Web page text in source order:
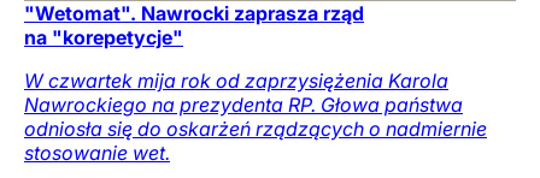
"Wetomat". Nawrocki zaprasza rząd
na "korepetycje"
W czwartek mija rok od zaprzysiężenia Karola
Nawrockiego na prezydenta RP. Głowa państwa
odniosła się do oskarżeń rządzących o nadmiernie
stosowanie wet.